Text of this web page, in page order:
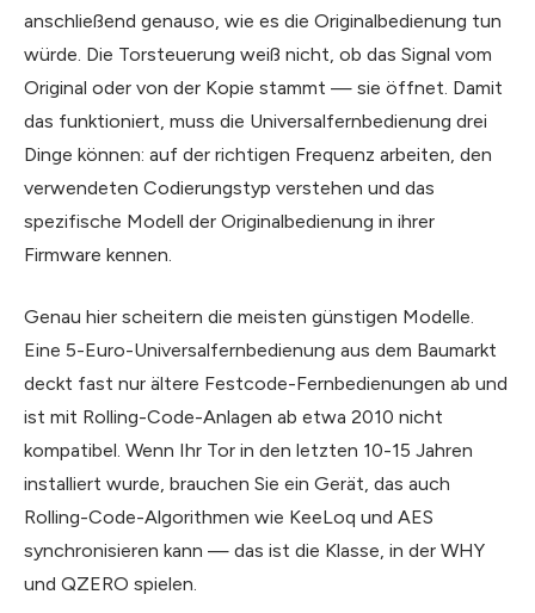
anschließend genauso, wie es die Originalbedienung tun
würde. Die Tor­steuerung weiß nicht, ob das Signal vom
Original oder von der Kopie stammt — sie öffnet. Damit
das funktioniert, muss die Universalfernbedienung drei
Dinge können: auf der richtigen Frequenz arbeiten, den
verwendeten Codierungstyp verstehen und das
spezifische Modell der Originalbedienung in ihrer
Firmware kennen.
Genau hier scheitern die meisten günstigen Modelle.
Eine 5-Euro-Universalfernbedienung aus dem Baumarkt
deckt fast nur ältere Festcode-Fernbedienungen ab und
ist mit Rolling-Code-Anlagen ab etwa 2010 nicht
kompatibel. Wenn Ihr Tor in den letzten 10-15 Jahren
installiert wurde, brauchen Sie ein Gerät, das auch
Rolling-Code-Algorithmen wie KeeLoq und AES
synchronisieren kann — das ist die Klasse, in der WHY
und QZERO spielen.